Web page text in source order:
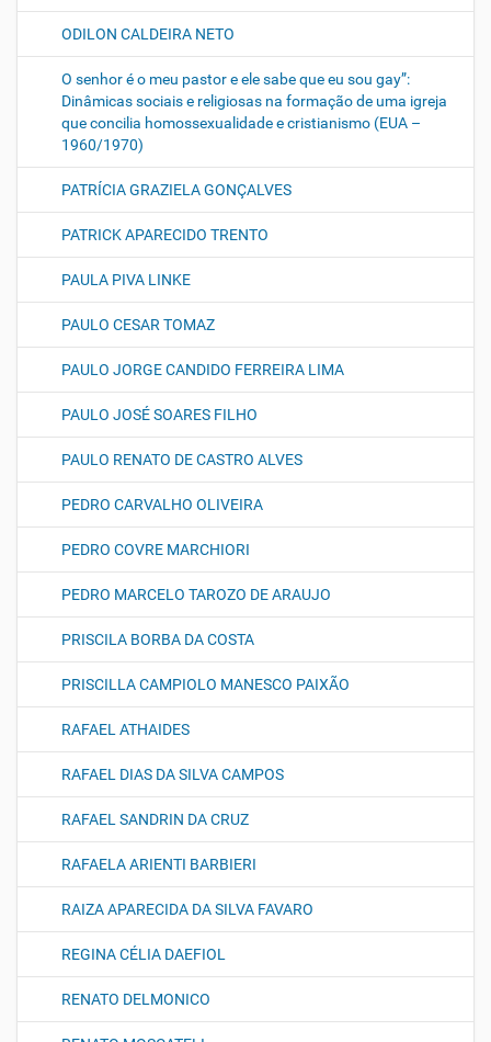
ODILON CALDEIRA NETO
O senhor é o meu pastor e ele sabe que eu sou gay”:
Dinâmicas sociais e religiosas na formação de uma igreja
que concilia homossexualidade e cristianismo (EUA –
1960/1970)
PATRÍCIA GRAZIELA GONÇALVES
PATRICK APARECIDO TRENTO
PAULA PIVA LINKE
PAULO CESAR TOMAZ
PAULO JORGE CANDIDO FERREIRA LIMA
PAULO JOSÉ SOARES FILHO
PAULO RENATO DE CASTRO ALVES
PEDRO CARVALHO OLIVEIRA
PEDRO COVRE MARCHIORI
PEDRO MARCELO TAROZO DE ARAUJO
PRISCILA BORBA DA COSTA
PRISCILLA CAMPIOLO MANESCO PAIXÃO
RAFAEL ATHAIDES
RAFAEL DIAS DA SILVA CAMPOS
RAFAEL SANDRIN DA CRUZ
RAFAELA ARIENTI BARBIERI
RAIZA APARECIDA DA SILVA FAVARO
REGINA CÉLIA DAEFIOL
RENATO DELMONICO